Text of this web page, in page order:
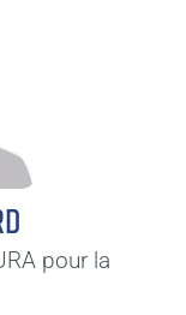
pour la